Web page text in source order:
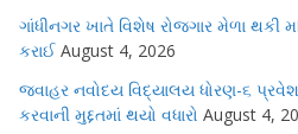
ગાંધીનગર ખાતે વિશેષ રોજગાર મેળા થકી
કરાઈ August 4, 2026
જવાહર નવોદય વિદ્યાલય ધોરણ-૬ પ્રવેશ
કરવાની મુદ્દતમાં થયો વધારો August 4,